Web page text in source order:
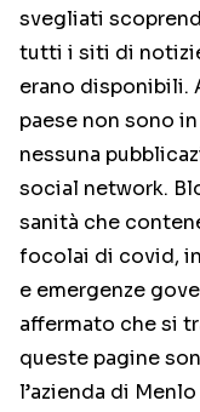
svegliati
tutti i siti di
erano disponibili.
paese non sono
nessuna
social network.
sanità che
focolai di covid,
e emergenze
affermato che si
queste pagine
l’azienda di